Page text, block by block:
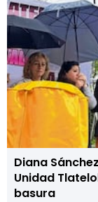
Diana
Unidad
basura